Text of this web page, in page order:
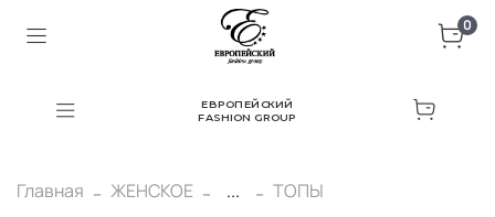
0
ЕВРОПЕЙСКИЙ
FASHION GROUP
Главная ЖЕНСКОЕ ... ТОПЫ